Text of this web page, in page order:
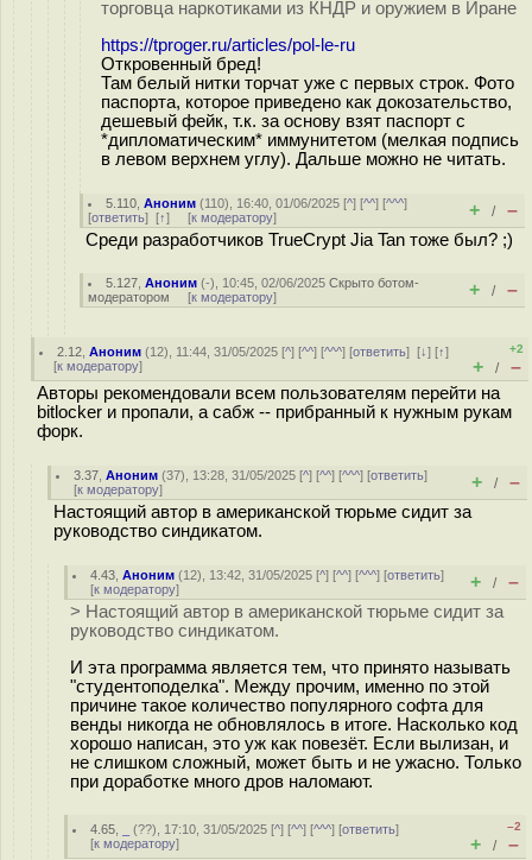
торговца наркотиками из КНДР и оружием в Иране
https://tproger.ru/articles/pol-le-ru
Откровенный бред!
Там белый нитки торчат уже с первых строк. Фото
паспорта, которое приведено как докозательство,
дешевый фейк, т.к. за основу взят паспорт с
*дипломатическим* иммунитетом (мелкая подпись
в левом верхнем углу). Дальше можно не читать.
5.110 ,Аноним (110), 16:40, 01/06/2025 [^] [^^] [^^^]
[ответить] [↑] [к модератору] + / –
Среди разработчиков TrueCrypt Jia Tan тоже был? ;)
5.127 ,Аноним (-), 10:45, 02/06/2025Скрыто ботом-
модератором [к модератору] + / –
2.12 ,Аноним (12), 11:44, 31/05/2025 [^] [^^] [^^^] [ответить][↓] [↑]
[к модератору]
+2
+ / –
Авторы рекомендовали всем пользователям перейти на
bitlocker и пропали, а сабж -- прибранный к нужным рукам
форк.
3.37 ,Аноним (37), 13:28, 31/05/2025 [^] [^^] [^^^] [ответить]
[к модератору] + / –
Настоящий автор в американской тюрьме сидит за
руководство синдикатом.
4.43 ,Аноним (12), 13:42, 31/05/2025 [^] [^^] [^^^] [ответить]
[к модератору] + / –
> Настоящий автор в американской тюрьме сидит за
руководство синдикатом.
И эта программа является тем, что принято называть
"студентоподелка". Между прочим, именно по этой
причине такое количество популярного софта для
венды никогда не обновлялось в итоге. Насколько код
хорошо написан, это уж как повезёт. Если вылизан, и
не слишком сложный, может быть и не ужасно. Только
при доработке много дров наломают.
4.65 (??), 17:10, 31/05/2025 [^] [^^] [^^^] [ответить]
[к модератору]
–2
+ / –